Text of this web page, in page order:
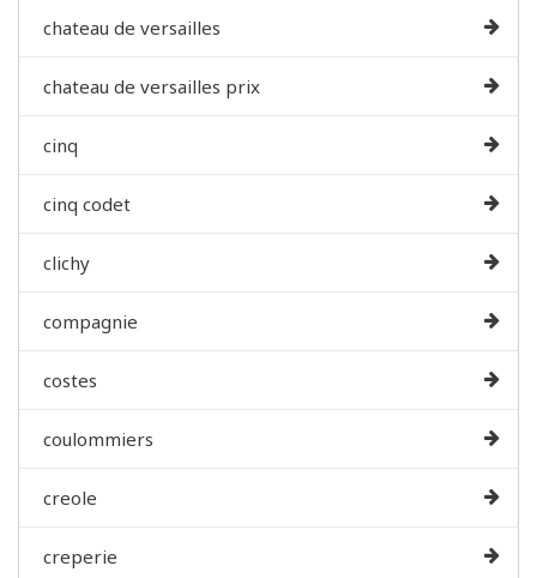
chateau de versailles
chateau de versailles prix
cinq
cinq codet
clichy
compagnie
costes
coulommiers
creole
creperie